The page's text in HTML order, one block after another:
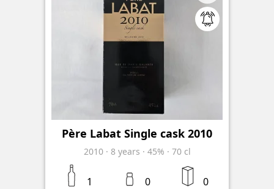
Père Labat Single cask 2010
2010 · 8 years · 45% · 70 cl
1 0 0